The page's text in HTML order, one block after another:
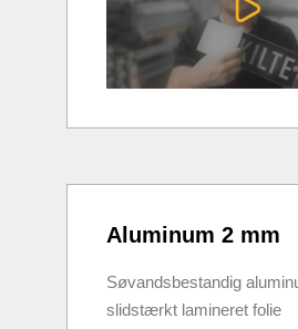
Aluminum 2 mm
Søvandsbestandig
slidstærkt lamineret folie